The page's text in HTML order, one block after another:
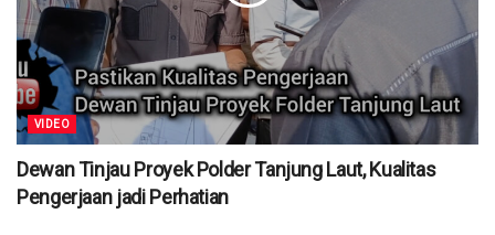
VIDEO
Dewan Tinjau Proyek Polder Tanjung Laut, Kualitas
Pengerjaan jadi Perhatian